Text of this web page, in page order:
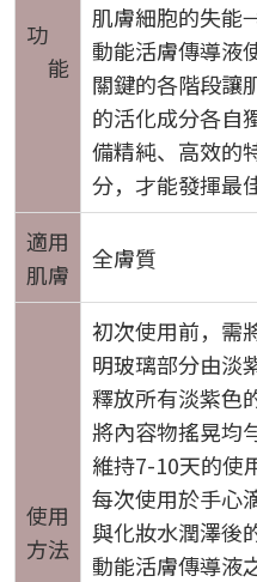
功
能
肌膚細胞的失
動能活膚傳導液
關鍵的各階段讓
的活化成分各自
備精純、高效的
分，才能發揮最
適用
肌膚
全膚質
使用
方法
初次使用前，需
明玻璃部分由淡
釋放所有淡紫色
將內容物搖晃均
維持7-10天的使
每次使用於手心
與化妝水潤澤後
動能活膚傳導液